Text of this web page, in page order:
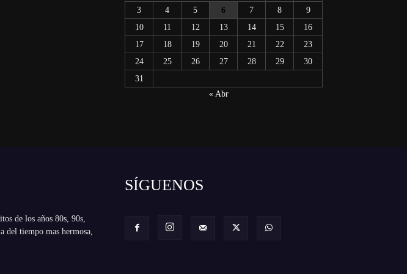
3 4 5 6 7 8
9
10
11 12 13 14 15
16
17
18 19 20 21 22
23
24
25 26 27 28 29
30
31
« Abr
de los años 80s, 90s,
del tiempo mas hermosa,
SÍGUENOS